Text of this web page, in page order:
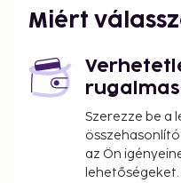
Saturday and a weekly
in time: 17:00 - 19:00,
Miért
Szerezze be a
az Ön